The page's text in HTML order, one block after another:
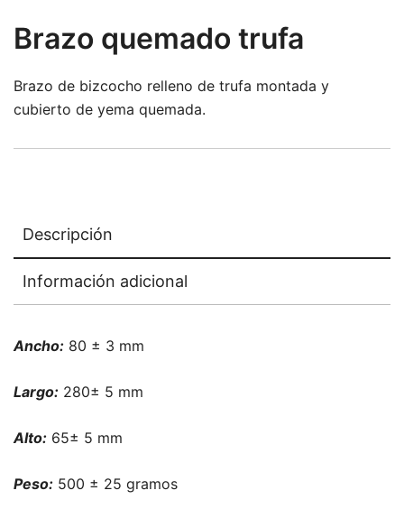
Brazo quemado trufa
Brazo de bizcocho relleno de trufa montada y
cubierto de yema quemada.
Descripción
Información adicional
Ancho: 80 ± 3 mm
Largo: 280± 5 mm
Alto: 65± 5 mm
Peso: 500 ± 25 gramos